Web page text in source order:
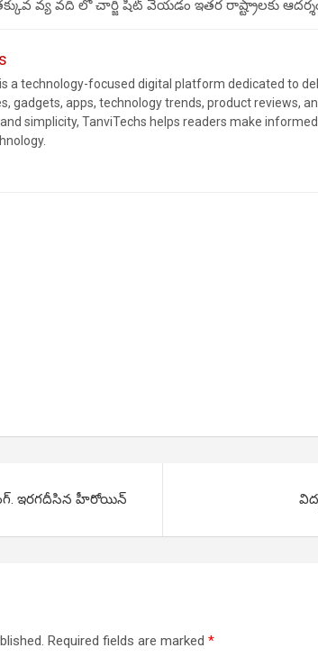
వ్య వది లో చార్జి షీట్ వేయడం ఇతర రాష్ట్రాలకు
a technology-focused digital platform dedicated to
gadgets, apps, technology trends, product reviews,
simplicity, TanviTechs helps readers make
ఇరగదీసిన హీరోయిన్
Required fields are marked*